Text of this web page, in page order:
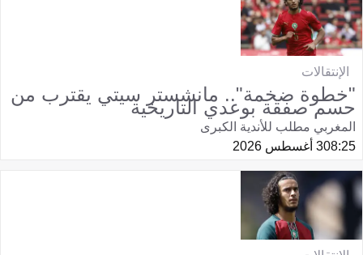
الإنتقالات
"خطوة ضخمة".. مانشستر سيتي يقترب من
حسم صفقة بوعدي التاريخية
المغربي مطلب للأندية الكبرى
08:253 أغسطس 2026